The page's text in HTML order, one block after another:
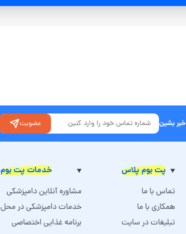
بشین عضویت
پت بوم پلاس
تماس با ما
همکاری با ما
تبلیغات در سایت
خدمات پت بوم
مشاوره آنلاین دامپزشکی
خدمات دامپزشکی در محل
برنامه غذایی اختصاصی